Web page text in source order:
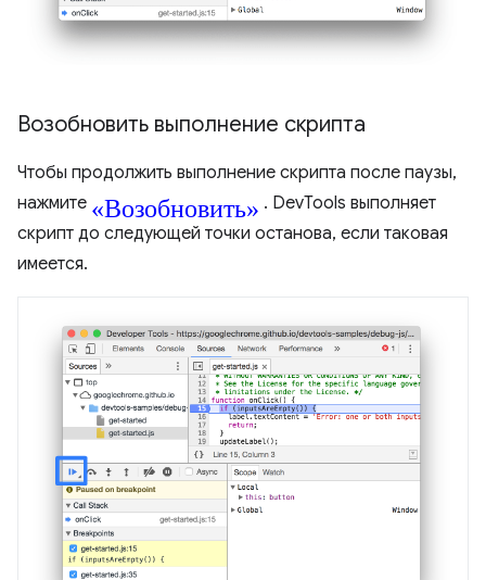
Возобновить выполнение скрипта
Чтобы продолжить выполнение скрипта после паузы,
нажмите «Возобновить» . DevTools выполняет
скрипт до следующей точки останова, если таковая
имеется.